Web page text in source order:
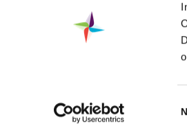
© Copyright - Incluief Groep |